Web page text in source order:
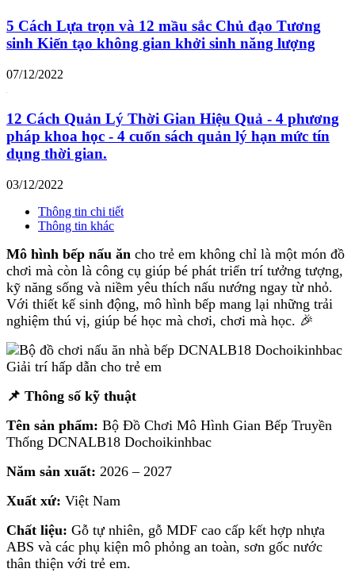
5 Cách Lựa trọn và 12 mầu sắc Chủ đạo Tương
sinh Kiến tạo không gian khởi sinh năng lượng
07/12/2022
12 Cách Quản Lý Thời Gian Hiệu Quả - 4 phương
pháp khoa học - 4 cuốn sách quản lý hạn mức tín
dụng thời gian.
03/12/2022
Thông tin chi tiết
Thông tin khác
Mô hình bếp nấu ăn cho trẻ em không chỉ là một món đồ
chơi mà còn là công cụ giúp bé phát triển trí tưởng tượng,
kỹ năng sống và niềm yêu thích nấu nướng ngay từ nhỏ.
Với thiết kế sinh động, mô hình bếp mang lại những trải
nghiệm thú vị, giúp bé học mà chơi, chơi mà học. 🎉
📌 Thông số kỹ thuật
Tên sản phẩm: Bộ Đồ Chơi Mô Hình Gian Bếp Truyền
Thống DCNALB18 Dochoikinhbac
Năm sản xuất: 2026 – 2027
Xuất xứ: Việt Nam
Chất liệu: Gỗ tự nhiên, gỗ MDF cao cấp kết hợp nhựa
ABS và các phụ kiện mô phỏng an toàn, sơn gốc nước
thân thiện với trẻ em.